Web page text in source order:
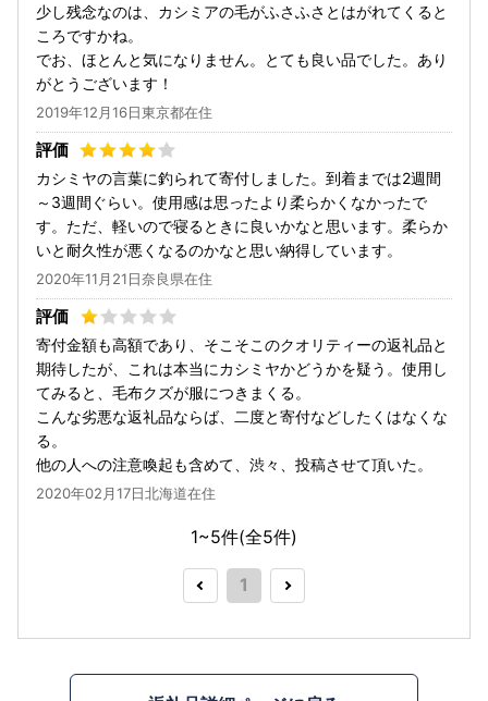
少し残念なのは、カシミアの毛がふさふさとはがれてくると
ころですかね。
でお、ほとんと気になりません。とても良い品でした。あり
がとうございます！
2019年12月16日東京都在住
カシミヤの言葉に釣られて寄付しました。到着までは2週間
～3週間ぐらい。使用感は思ったより柔らかくなかったで
す。ただ、軽いので寝るときに良いかなと思います。柔らか
いと耐久性が悪くなるのかなと思い納得しています。
2020年11月21日奈良県在住
寄付金額も高額であり、そこそこのクオリティーの返礼品と
期待したが、これは本当にカシミヤかどうかを疑う。使用し
てみると、毛布クズが服につきまくる。
こんな劣悪な返礼品ならば、二度と寄付などしたくはなくな
る。
他の人への注意喚起も含めて、渋々、投稿させて頂いた。
2020年02月17日北海道在住
1~5件(全5件)
1